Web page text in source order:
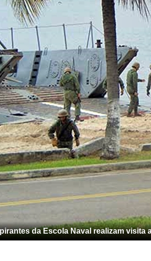
da Escola Naval realizam visita